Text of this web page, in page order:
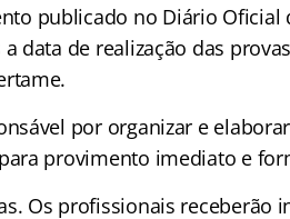
publicado no Diário Oficial
data de realização das
por organizar e
provimento imediato e
Os profissionais receberão